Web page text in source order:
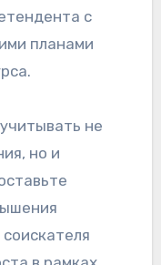
с
планами
не
но и